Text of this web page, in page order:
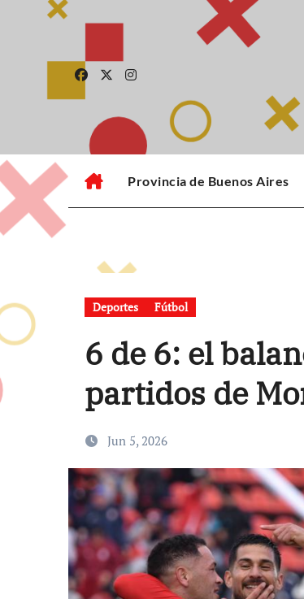
Provincia de Buenos Aires
Deportes Fútbol
6 de 6: el
partidos de
Jun 5, 2026